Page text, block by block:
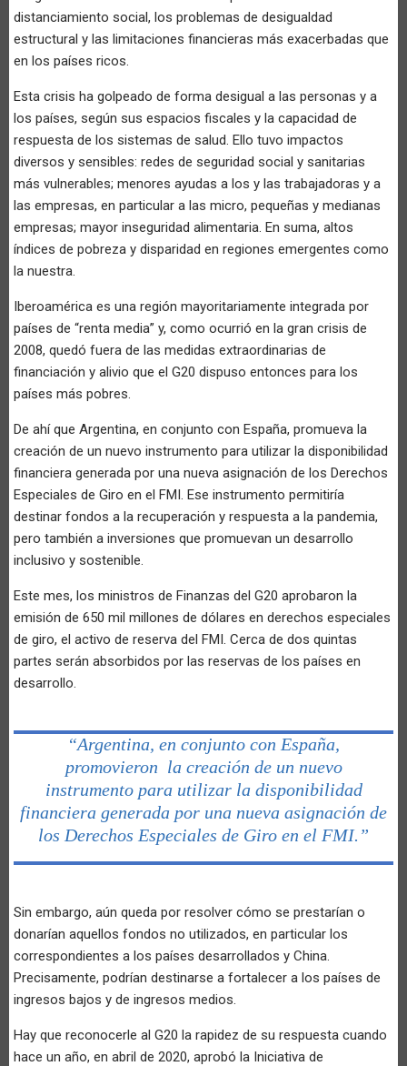
distanciamiento social, los problemas de desigualdad
estructural y las limitaciones financieras más exacerbadas que
en los países ricos.
Esta crisis ha golpeado de forma desigual a las personas y a
los países, según sus espacios fiscales y la capacidad de
respuesta de los sistemas de salud. Ello tuvo impactos
diversos y sensibles: redes de seguridad social y sanitarias
más vulnerables; menores ayudas a los y las trabajadoras y a
las empresas, en particular a las micro, pequeñas y medianas
empresas; mayor inseguridad alimentaria. En suma, altos
índices de pobreza y disparidad en regiones emergentes como
la nuestra.
Iberoamérica es una región mayoritariamente integrada por
países de “renta media” y, como ocurrió en la gran crisis de
2008, quedó fuera de las medidas extraordinarias de
financiación y alivio que el G20 dispuso entonces para los
países más pobres.
De ahí que Argentina, en conjunto con España, promueva la
creación de un nuevo instrumento para utilizar la disponibilidad
financiera generada por una nueva asignación de los Derechos
Especiales de Giro en el FMI. Ese instrumento permitiría
destinar fondos a la recuperación y respuesta a la pandemia,
pero también a inversiones que promuevan un desarrollo
inclusivo y sostenible.
Este mes, los ministros de Finanzas del G20 aprobaron la
emisión de 650 mil millones de dólares en derechos especiales
de giro, el activo de reserva del FMI. Cerca de dos quintas
partes serán absorbidos por las reservas de los países en
desarrollo.
“Argentina, en conjunto con España,
promovieron la creación de un nuevo
instrumento para utilizar la disponibilidad
financiera generada por una nueva asignación de
los Derechos Especiales de Giro en el FMI.”
Sin embargo, aún queda por resolver cómo se prestarían o
donarían aquellos fondos no utilizados, en particular los
correspondientes a los países desarrollados y China.
Precisamente, podrían destinarse a fortalecer a los países de
ingresos bajos y de ingresos medios.
Hay que reconocerle al G20 la rapidez de su respuesta cuando
hace un año, en abril de 2020, aprobó la Iniciativa de